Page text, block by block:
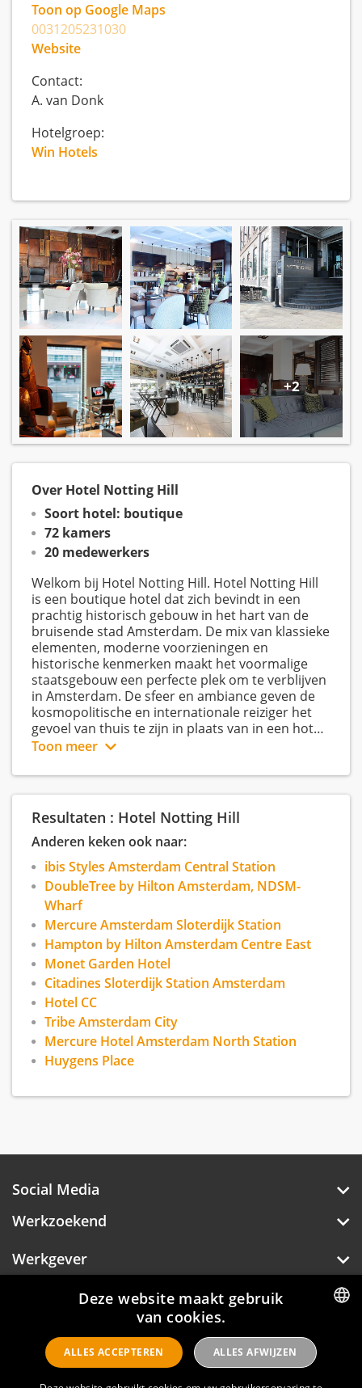
Toon op Google Maps
0031205231030
Website
Contact:
A. van Donk
Hotelgroep:
Win Hotels
+2
Over Hotel Notting Hill
Soort hotel: boutique
72 kamers
20 medewerkers
Welkom bij Hotel Notting Hill. Hotel Notting Hill
is een boutique hotel dat zich bevindt in een
prachtig historisch gebouw in het hart van de
bruisende stad Amsterdam. De mix van klassieke
elementen, moderne voorzieningen en
historische kenmerken maakt het voormalige
staatsgebouw een perfecte plek om te verblijven
in Amsterdam. De sfeer en ambiance geven de
kosmopolitische en internationale reiziger het
gevoel van thuis te zijn in plaats van in een hotel.
Het hotel heeft 72 kamers, een fitness en
Toon meer
Resultaten : Hotel Notting Hill
Anderen keken ook naar:
ibis Styles Amsterdam Central Station
DoubleTree by Hilton Amsterdam, NDSM-
Wharf
Mercure Amsterdam Sloterdijk Station
Hampton by Hilton Amsterdam Centre East
Monet Garden Hotel
Citadines Sloterdijk Station Amsterdam
Hotel CC
Tribe Amsterdam City
Mercure Hotel Amsterdam North Station
Huygens Place
Social Media
Werkzoekend
Werkgever
Over Hotelprofessionals
Hotelprofessionals
DUTCH
ENGLISH
Deze website maakt gebruik
van cookies.
ALLES ACCEPTEREN ALLES AFWIJZEN